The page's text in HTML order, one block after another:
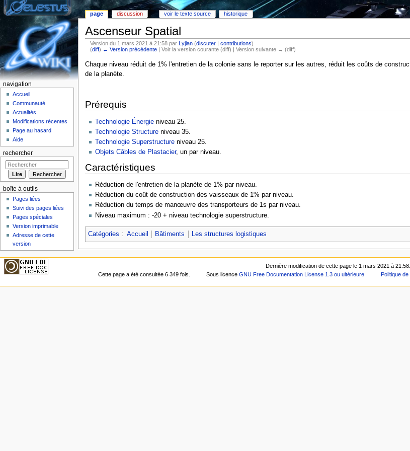
Ascenseur Spatial
Version du 1 mars 2021 à 21:58 parLyjian (discuter |contributions)
(diff) ← Version précédente | Voir la version courante (diff) | Version suivante → (diff)
Chaque niveau réduit de 1% l'entretien de la colonie sans le reporter sur les autres, réduit les coûts de
de la planète.
Prérequis
Technologie Énergieniveau 25.
Technologie Structureniveau 35.
Technologie Superstructureniveau 25.
Objets Câbles de Plastacier, un par niveau.
Caractéristiques
Réduction de l'entretien de la planète de 1% par niveau.
Réduction du coût de construction des vaisseaux de 1% par niveau.
Réduction du temps de manœuvre des transporteurs de 1s par niveau.
Niveau maximum : -20 + niveau technologie superstructure.
Catégories : Accueil Bâtiments Les structures logistiques
page discussion voir le texte source historique
navigation
Accueil
Communauté
Actualités
Modifications récentes
Page au hasard
Aide
rechercher
boîte à outils
Pages liées
Suivi des pages liées
Pages spéciales
Version imprimable
Adresse de cette
version
Dernière modification de cette page le 1 mars 2021 à 21:58.
Cette page a été consultée 6 349 fois.
Sous licenceGNU Free Documentation License 1.3 ou ultérieure Politique